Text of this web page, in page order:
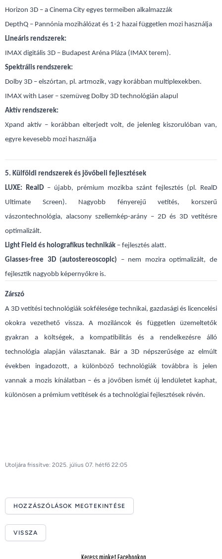
Horizon 3D – a Cinema City egyes termeiben alkalmazzák
DepthQ – Pannónia mozihálózat és 1-2 hazai független mozi használja
Lineáris rendszerek:
IMAX digitális 3D – Budapest Aréna Pláza (IMAX terem).
Spektrális rendszerek:
Dolby 3D – elszórtan, pl. artmozik, vagy korábban multiplexekben.
IMAX with Laser – szemüveg Dolby 3D technológián alapul
Aktív rendszerek:
Xpand aktív – korábban elterjedt volt, de jelenleg kiszorulóban van,
egyre kevesebb mozi használja
5. Külföldi rendszerek és jövőbeli fejlesztések
LUXE: RealD – újabb, prémium mozikba szánt fejlesztés (pl. RealD
Ultimate Screen). Nagyobb fényerejű vetítés, korszerű
vászontechnológia, alacsony szellemkép-arány – 2D és 3D vetítésre
optimalizált.
Light Field és holografikus technikák – fejlesztés alatt.
Glasses-free 3D (autostereoscopic) – nem mozira optimalizált, de
fejlesztik nagyobb képernyőkre is.
Zárszó
A 3D vetítési technológiák sokfélesége technikai, gazdasági és licencelési
okokra vezethető vissza. A moziláncok és független üzemeltetők
gyakran a költségek, a kompatibilitás és a rendelkezésre álló
technológia alapján választanak. Bár a 3D népszerűsége az elmúlt
években ingadozott, a különböző technológiák továbbra is jelen
vannak a mozis kínálatban – és a jövőben ismét új lendületet kaphat,
különösen a prémium vetítések és a technológiai fejlesztések révén.
Utoljára frissítve: 2025. július 07. hétfő 22:05
HOZZÁSZÓLÁSOK MEGTEKINTÉSE
VISSZA
Keress minket Facebookon